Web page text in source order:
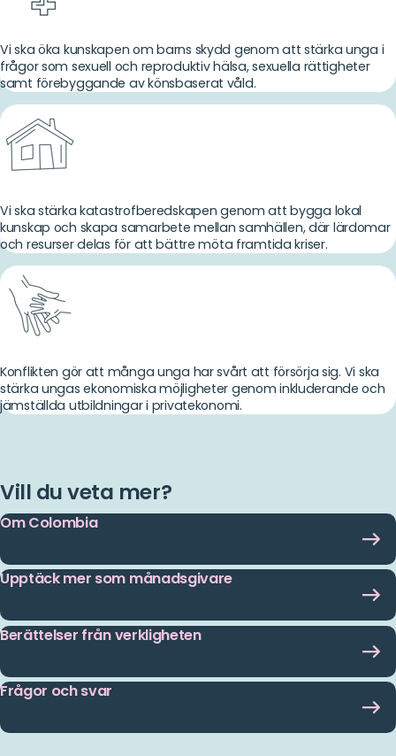
Vi ska öka kunskapen om barns skydd genom att stärka unga i
frågor som sexuell och reproduktiv hälsa, sexuella rättigheter
samt förebyggande av könsbaserat våld.
Vi ska stärka katastrofberedskapen genom att bygga lokal
kunskap och skapa samarbete mellan samhällen, där lärdomar
och resurser delas för att bättre möta framtida kriser.
Konflikten gör att många unga har svårt att försörja sig. Vi ska
stärka ungas ekonomiska möjligheter genom inkluderande och
jämställda utbildningar i privatekonomi.
Vill du veta mer?
Om Colombia
Upptäck mer som månadsgivare
Berättelser från verkligheten
Frågor och svar